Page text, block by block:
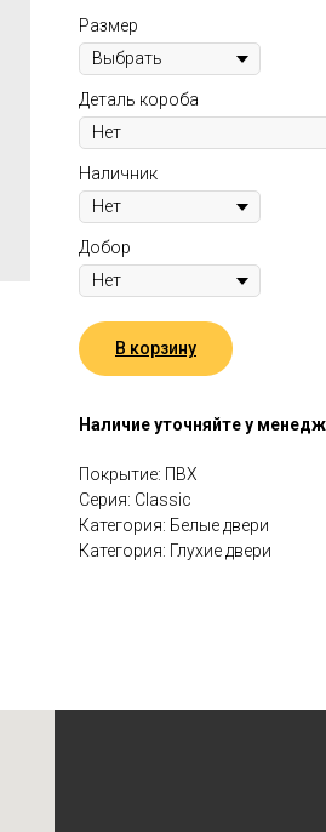
Размер
Деталь короба
Наличник
Добор
В корзину
Наличие уточняйте у
Покрытие: ПВХ
Серия: Classic
Категория: Белые двери
Категория: Глухие двери